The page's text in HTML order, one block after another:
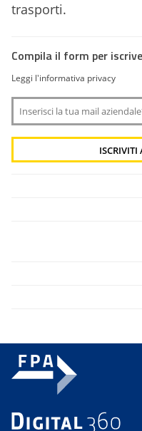
trasporti.
Compila il form per
Leggi l'informativa privacy